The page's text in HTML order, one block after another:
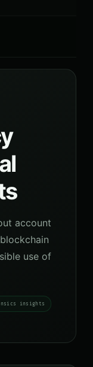
account
use of
insights